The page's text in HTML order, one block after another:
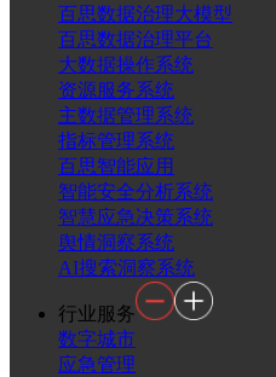
百思数据治理大模型
百思数据治理平台
大数据操作系统
资源服务系统
主数据管理系统
指标管理系统
百思智能应用
智能安全分析系统
智慧应急决策系统
舆情洞察系统
AI搜索洞察系统
行业服务
数字城市
应急管理